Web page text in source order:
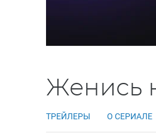
Женись
ТРЕЙЛЕРЫ О СЕРИАЛЕ